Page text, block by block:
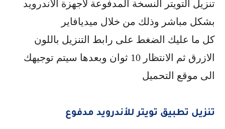
تنزيل التويتر النسخة المدفوعة لاجهزة الأندرويد
بشكل مباشر وذلك من خلال ميديافاير
كل ما عليك الضغط على رابط التنزيل باللون
الازرق ثم الانتظار 10 ثوان وبعدها سيتم توجيهك
الى موقع التحميل
تنزيل تطبيق تويتر للأندرويد مدفوع